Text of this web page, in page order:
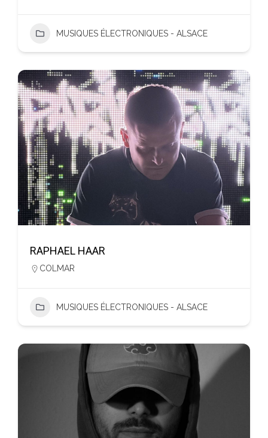
MUSIQUES ÉLECTRONIQUES - ALSACE
RAPHAEL HAAR
COLMAR
MUSIQUES ÉLECTRONIQUES - ALSACE